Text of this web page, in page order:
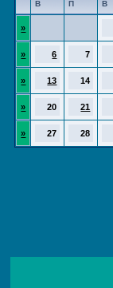
В П В
»
» 6 7
» 13 14
» 20 21
» 27 28